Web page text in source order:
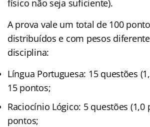
físico não seja suficiente).
A prova vale um total de 100
distribuídos e com pesos
disciplina:
Língua Portuguesa: 15 questões
15 pontos;
Raciocínio Lógico: 5 questões (1,0
pontos;